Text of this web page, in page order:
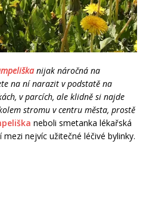
nijak náročná na
na ní narazit v podstatě na
v parcích, ale klidně si najde
stromu v centru města, prostě
neboli smetanka lékařská
nejvíc užitečné léčivé bylinky.